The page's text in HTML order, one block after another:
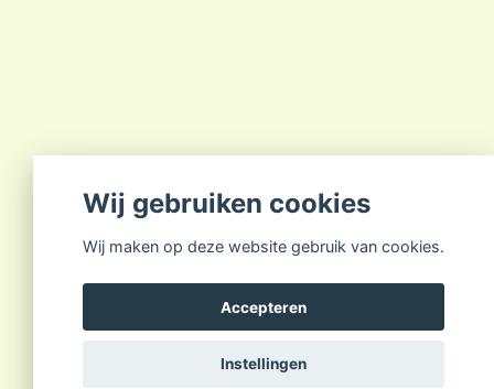
Wij gebruiken cookies
Wij maken op deze website gebruik van cookies.
Accepteren
Instellingen